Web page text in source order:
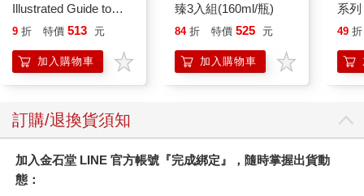
麼驚人。
經典公式。只要找到能夠套用到這個公式的兩個關鍵字，人生就
而便利貼正是改變人生的最強工具。我們將會知道過去並未清楚
接著在第1章當中，將學習在便利貼「寫下」內容的訣竅。首先就
從將願望與煩惱化為文字開始練習。這就像是寫神社繪馬或是七
Illustrated Guide to
Pokemon Ecology
Press)
9 折 特價 513 元
加入購物車
臻3入組(160ml/瓶)
84 折 特價 525 元
加入購物車
系
禮物
49 折
訂購/退換貨須知
加入金石堂 LINE 官方帳號『完成綁定』，隨時掌握出貨動
態：